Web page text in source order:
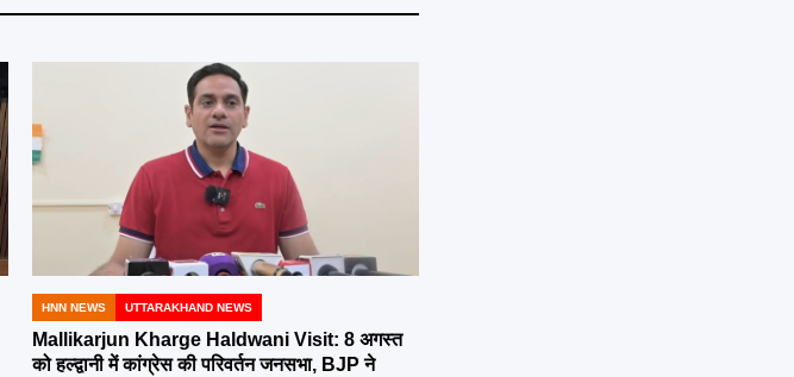
POSTED
IN
HNN NEWS UTTARAKHAND NEWS
Mallikarjun Kharge Haldwani Visit: 8 अगस्त
को हल्द्वानी में कांग्रेस की परिवर्तन जनसभा, BJP ने